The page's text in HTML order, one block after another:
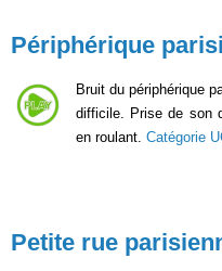
Périphérique
Bruit du périphérique
difficile. Prise de son
en roulant. Catégorie
Petite rue